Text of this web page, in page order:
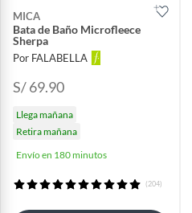
MICA
Bata de Baño Microfleece
Sherpa
Por FALABELLA
S/ 69.90
Llega mañana
Retira mañana
Envío en 180 minutos
(204)